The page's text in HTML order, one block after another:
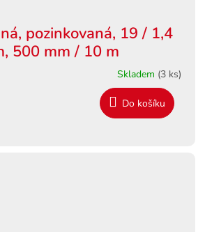
pozinkovaná, 19 / 1,4
500 mm / 10 m
Skladem (3 ks)
Do košíku